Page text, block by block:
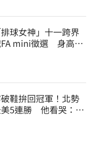
球女神」十一跨界
FA mini徵選 身高
鞋拚回冠軍！北勢
5連勝 他看哭：台